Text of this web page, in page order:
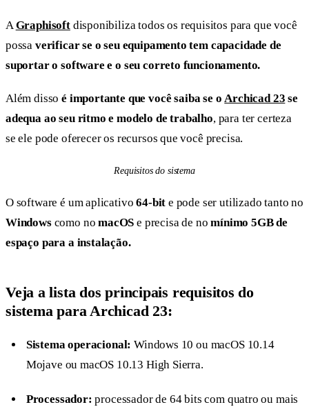
AGraphisoftdisponibiliza todos os requisitos para que você
possa verificar se o seu equipamento tem capacidade de
suportar o software e o seu correto funcionamento.
Além dissoé importante que você saiba se oArchicad 23 se
adequa ao seu ritmo e modelo de trabalho, para ter certeza
se ele pode oferecer os recursos que você precisa.
Requisitos do sistema
O software é um aplicativo64-bit e pode ser utilizado tanto no
Windowscomo nomacOS e precisa de nomínimo 5GB de
espaço para a instalação.
Veja a lista dos principais requisitos do
sistema para Archicad 23:
Sistema operacional: Windows 10 ou macOS 10.14
Mojave ou macOS 10.13 High Sierra.
Processador:processador de 64 bits com quatro ou mais